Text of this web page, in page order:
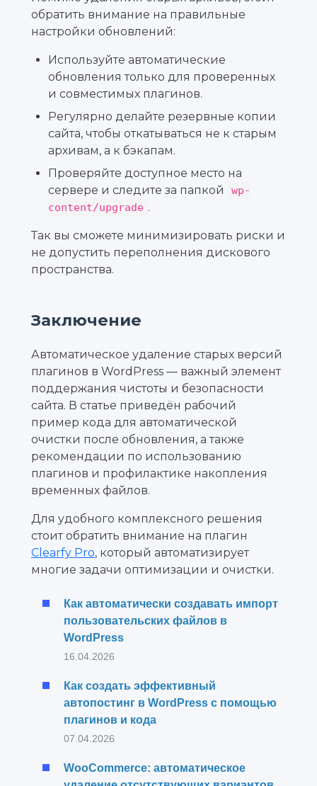
обратить внимание на правильные
настройки обновлений:
Используйте автоматические
обновления только для проверенных
и совместимых плагинов.
Регулярно делайте резервные копии
сайта, чтобы откатываться не к старым
архивам, а к бэкапам.
Проверяйте доступное место на
сервере и следите за папкой
wp-
content/upgrade .
Так вы сможете минимизировать риски и
не допустить переполнения дискового
пространства.
Заключение
Автоматическое удаление старых версий
плагинов в WordPress — важный элемент
поддержания чистоты и безопасности
сайта. В статье приведён рабочий
пример кода для автоматической
очистки после обновления, а также
рекомендации по использованию
плагинов и профилактике накопления
временных файлов.
Для удобного комплексного решения
стоит обратить внимание на плагин
Clearfy Pro, который автоматизирует
многие задачи оптимизации и очистки.
Как автоматически создавать импорт
пользовательских файлов в
WordPress
16.04.2026
Как создать эффективный
автопостинг в WordPress с помощью
плагинов и кода
07.04.2026
WooCommerce: автоматическое